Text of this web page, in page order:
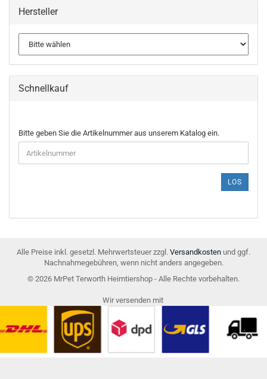
Hersteller
Schnellkauf
BITTE
GEBEN
SIE
DIE
EIN.
Bitte geben Sie die Artikelnummer aus unserem Katalog ein.
LOS
Alle Preise inkl. gesetzl. Mehrwertsteuer zzgl. Versandkosten und ggf.
Nachnahmegebühren, wenn nicht anders angegeben.
© 2026 MrPet Terworth Heimtiershop - Alle Rechte vorbehalten.
Wir versenden mit